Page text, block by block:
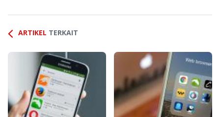
ARTIKEL TERKAIT